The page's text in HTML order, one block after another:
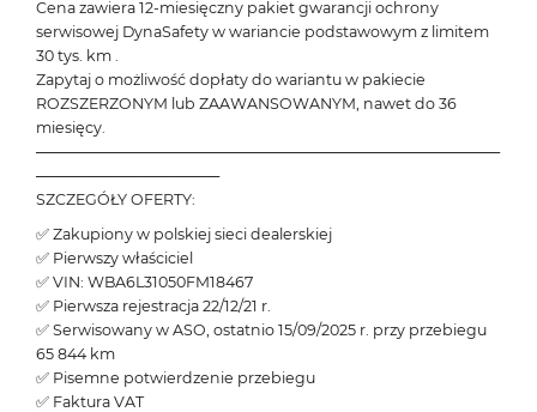
Cena zawiera 12-miesięczny pakiet gwarancji ochrony
serwisowej DynaSafety w wariancie podstawowym z limitem
30 tys. km .
Zapytaj o możliwość dopłaty do wariantu w pakiecie
ROZSZERZONYM lub ZAAWANSOWANYM, nawet do 36
miesięcy.
───────────────────────────────────────────
─────────────────
SZCZEGÓŁY OFERTY:
✅ Zakupiony w polskiej sieci dealerskiej
✅ Pierwszy właściciel
✅ VIN: WBA6L31050FM18467
✅ Pierwsza rejestracja 22/12/21 r.
✅ Serwisowany w ASO, ostatnio 15/09/2025 r. przy przebiegu
65 844 km
✅ Pisemne potwierdzenie przebiegu
✅ Faktura VAT